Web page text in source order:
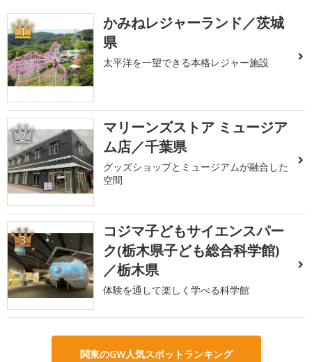
1
かみねレジャーランド／茨城
県
太平洋を一望できる本格レジャー施設
2
マリーンズストア ミュージア
ム店／千葉県
グッズショップとミュージアムが融合した
空間
3
コジマ子どもサイエンスパー
ク(栃木県子ども総合科学館)
／栃木県
体験を通して楽しく学べる科学館
関東のGW人気スポットランキング